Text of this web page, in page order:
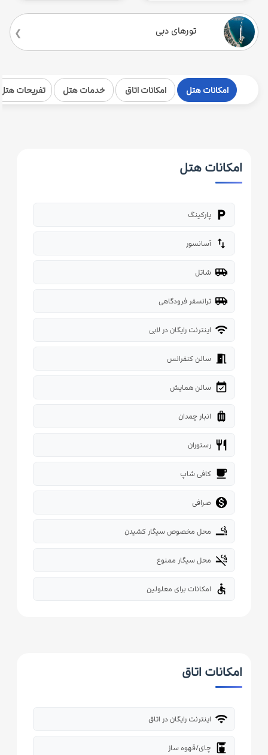
تورهای دبی
امکانات هتل امکانات اتاق خدمات هتل تفریحات
امکانات هتل
local_parking پارکینگ
import_export آسانسور
airport_shuttle شاتل
airport_shuttle ترانسفر فرودگاهی
wifi اینترنت رایگان در لابی
meeting_room سالن کنفرانس
event_available سالن همایش
luggage انبار چمدان
restaurant رستوران
local_cafe کافی شاپ
 صرافی
smoking_rooms محل مخصوص سیگار کشیدن
smoke_free محل سیگار ممنوع
accessible امکانات برای معلولین
امکانات اتاق
wifi اینترنت رایگان در اتاق
coffee_maker چای/قهوه ساز